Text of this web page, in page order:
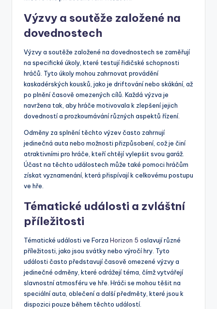
Výzvy a soutěže založené na
dovednostech
Výzvy a soutěže založené na dovednostech se zaměřují
na specifické úkoly, které testují řidičské schopnosti
hráčů. Tyto úkoly mohou zahrnovat provádění
kaskadérských kousků, jako je driftování nebo skákání, až
po plnění časově omezených cílů. Každá výzva je
navržena tak, aby hráče motivovala k zlepšení jejich
dovedností a prozkoumávání různých aspektů řízení.
Odměny za splnění těchto výzev často zahrnují
jedinečná auta nebo možnosti přizpůsobení, což je činí
atraktivními pro hráče, kteří chtějí vylepšit svou garáž.
Účast na těchto událostech může také pomoci hráčům
získat vyznamenání, která přispívají k celkovému postupu
ve hře.
Tématické události a zvláštní
příležitosti
Tématické události ve Forza Horizon 5 oslavují různé
příležitosti, jako jsou svátky nebo výročí hry. Tyto
události často představují časově omezené výzvy a
jedinečné odměny, které odrážejí téma, čímž vytvářejí
slavnostní atmosféru ve hře. Hráči se mohou těšit na
speciální auta, oblečení a další předměty, které jsou k
dispozici pouze během těchto událostí.